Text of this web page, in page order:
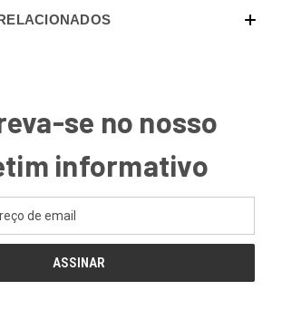
se no nosso
informativo